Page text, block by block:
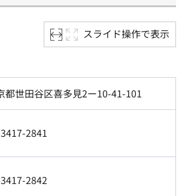
スライド操作で表示
都世田谷区喜多見2ー10-41-101
2841
2842